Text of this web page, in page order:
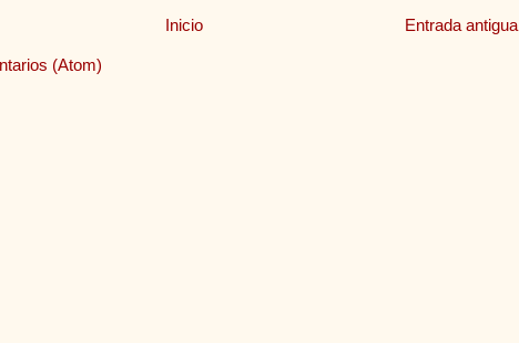
Entrada antigua
Inicio
(Atom)